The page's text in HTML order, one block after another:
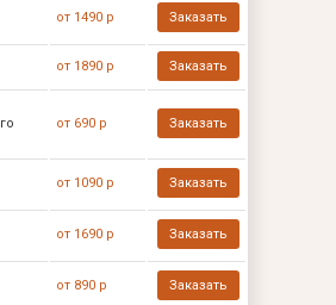
от 1490 р Заказать
от 1890 р Заказать
от 690 р Заказать
от 1090 р Заказать
от 1690 р Заказать
от 890 р Заказать